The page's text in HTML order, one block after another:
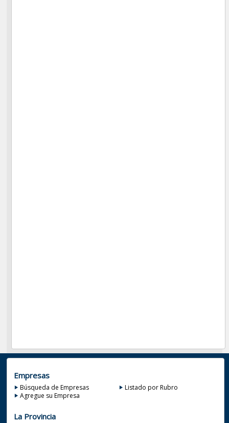
Empresas
Búsqueda de Empresas
Listado por Rubro
Agregue su Empresa
La Provincia